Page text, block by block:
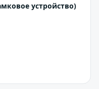
устройство)